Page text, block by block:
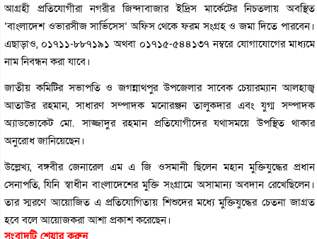
আগ্রহী প্রতিযোগীরা নগরীর জিন্দাবাজার ইদ্রিস মার্কেটের নিচতলায় অবস্থিত
‘বাংলাদেশ ওভারসীজ সার্ভিসেস’ অফিস থেকে ফরম সংগ্রহ ও জমা দিতে পারবেন।
এছাড়াও, ০১৭১১-৮৮৭১৯১ অথবা ০১৭১৫-৫৪৪১৩৭ নম্বরে যোগাযোগের মাধ্যমে
নাম নিবন্ধন করা যাবে।
জাতীয় কমিটির সভাপতি ও জগন্নাথপুর উপজেলার সাবেক চেয়ারম্যান আলহাজ্ব
আতাউর রহমান, সাধারণ সম্পাদক মনোরঞ্জন তালুকদার এবং যুগ্ম সম্পাদক
অ্যাডভোকেট মো. সাজ্জাদুর রহমান প্রতিযোগীদের যথাসময়ে উপস্থিত থাকার
অনুরোধ জানিয়েছেন।
উল্লেখ্য, বঙ্গবীর জেনারেল এম এ জি ওসমানী ছিলেন মহান মুক্তিযুদ্ধের প্রধান
সেনাপতি, যিনি স্বাধীন বাংলাদেশের মুক্তি সংগ্রামে অসামান্য অবদান রেখেছিলেন।
তার স্মরণে আয়োজিত এ প্রতিযোগিতায় শিশুদের মধ্যে মুক্তিযুদ্ধের চেতনা জাগ্রত
হবে বলে আয়োজকরা আশা প্রকাশ করেছেন।
সংবাদটি শেয়ার করুন